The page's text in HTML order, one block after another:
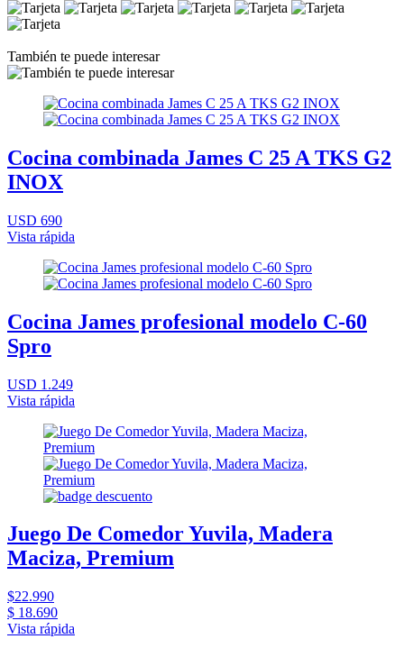
También te puede interesar
Cocina combinada James C 25 A TKS G2
INOX
USD 690
Vista rápida
Cocina James profesional modelo C-60
Spro
USD 1.249
Vista rápida
Juego De Comedor Yuvila, Madera
Maciza, Premium
$22.990
$ 18.690
Vista rápida